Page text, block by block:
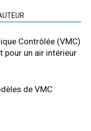
Contrôlée (VMC)
pour un air intérieur
de VMC